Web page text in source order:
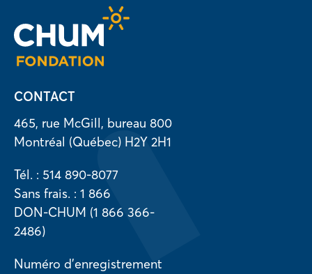
CONTACT
465, rue McGill, bureau 800
Montréal (Québec) H2Y 2H1
Tél. : 514 890-8077
Sans frais. : 1 866
DON-CHUM (1 866 366-
2486)
Numéro d’enregistrement